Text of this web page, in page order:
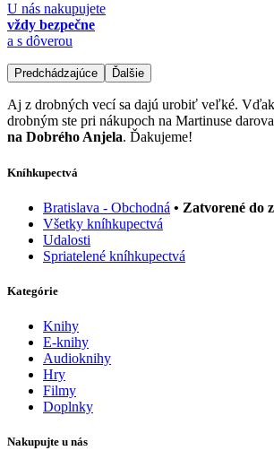
U nás nakupujete
vždy bezpečne
a s dôverou
Predchádzajúce Ďalšie
Aj z drobných vecí sa dajú urobiť veľké.
drobným ste pri nákupoch na Martinuse
na Dobrého Anjela. Ďakujeme!
Kníhkupectvá
Bratislava - Obchodná • Zatvorené do
Všetky kníhkupectvá
Udalosti
Spriatelené kníhkupectvá
Kategórie
Knihy
E-knihy
Audioknihy
Hry
Filmy
Doplnky
Nakupujte u nás